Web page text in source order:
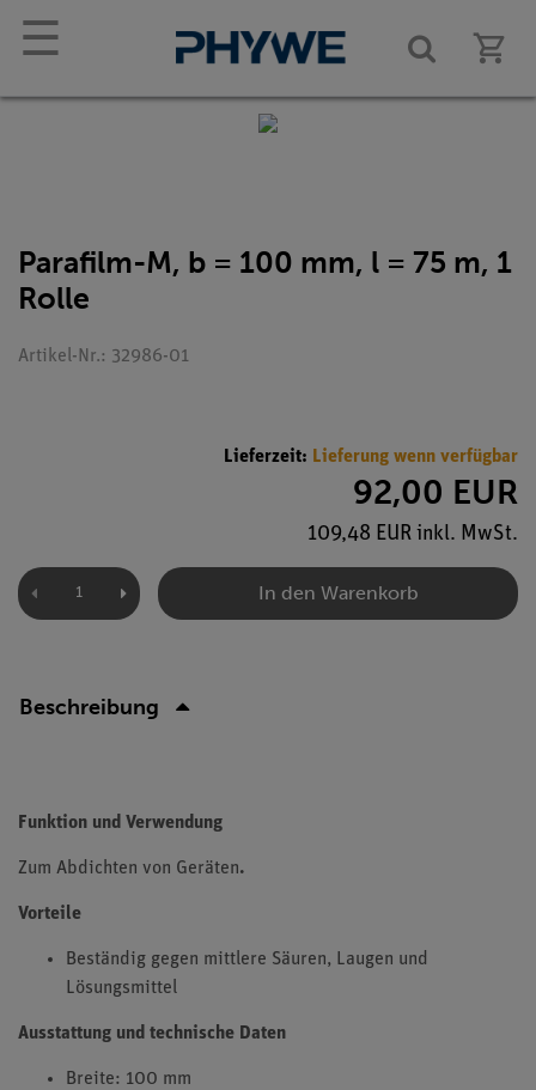
☰
Parafilm-M, b = 100 mm, l = 75 m, 1
Rolle
Artikel-Nr.: 32986-01
Lieferzeit: Lieferung wenn verfügbar
92,00 EUR
109,48 EUR inkl. MwSt.
In den Warenkorb
Beschreibung
Funktion und Verwendung
Zum Abdichten von Geräten.
Vorteile
Beständig gegen mittlere Säuren, Laugen und
Lösungsmittel
Ausstattung und technische Daten
Breite: 100 mm